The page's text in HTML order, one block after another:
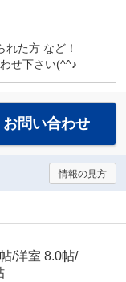
た方 など！
せ下さい(^^♪
お問い合わせ
情報の見方
/洋室 8.0帖/